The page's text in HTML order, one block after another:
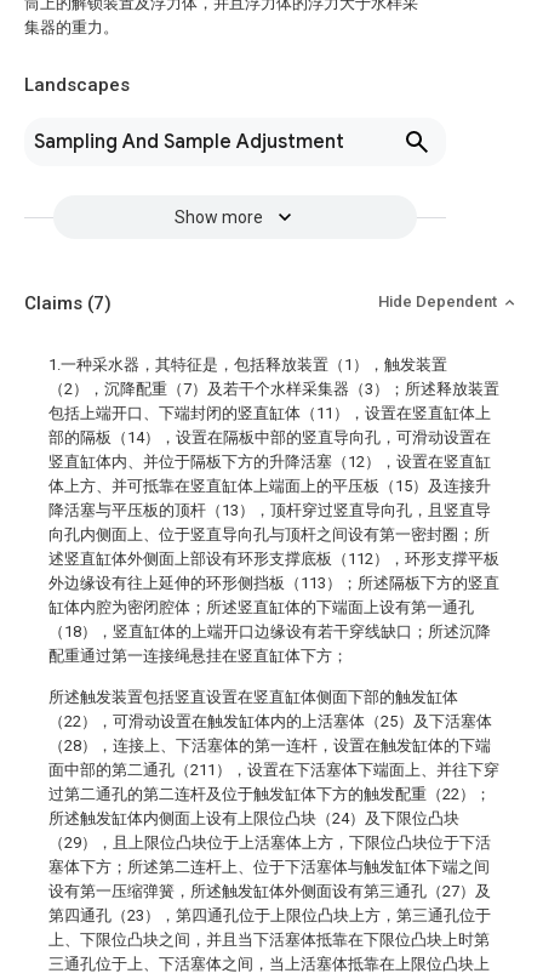
集器的重力。
Landscapes
Sampling And Sample Adjustment
Show more
Claims (7) Hide Dependent
1.一种采水器，其特征是，包括释放装置（1），触发装置
（2），沉降配重（7）及若干个水样采集器（3）；所述释放装置
包括上端开口、下端封闭的竖直缸体（11），设置在竖直缸体上
部的隔板（14），设置在隔板中部的竖直导向孔，可滑动设置在
竖直缸体内、并位于隔板下方的升降活塞（12），设置在竖直缸
体上方、并可抵靠在竖直缸体上端面上的平压板（15）及连接升
降活塞与平压板的顶杆（13），顶杆穿过竖直导向孔，且竖直导
向孔内侧面上、位于竖直导向孔与顶杆之间设有第一密封圈；所
述竖直缸体外侧面上部设有环形支撑底板（112），环形支撑平板
外边缘设有往上延伸的环形侧挡板（113）；所述隔板下方的竖直
缸体内腔为密闭腔体；所述竖直缸体的下端面上设有第一通孔
（18），竖直缸体的上端开口边缘设有若干穿线缺口；所述沉降
配重通过第一连接绳悬挂在竖直缸体下方；
所述触发装置包括竖直设置在竖直缸体侧面下部的触发缸体
（22），可滑动设置在触发缸体内的上活塞体（25）及下活塞体
（28），连接上、下活塞体的第一连杆，设置在触发缸体的下端
面中部的第二通孔（211），设置在下活塞体下端面上、并往下穿
过第二通孔的第二连杆及位于触发缸体下方的触发配重（22）；
所述触发缸体内侧面上设有上限位凸块（24）及下限位凸块
（29），且上限位凸块位于上活塞体上方，下限位凸块位于下活
塞体下方；所述第二连杆上、位于下活塞体与触发缸体下端之间
设有第一压缩弹簧，所述触发缸体外侧面设有第三通孔（27）及
第四通孔（23），第四通孔位于上限位凸块上方，第三通孔位于
上、下限位凸块之间，并且当下活塞体抵靠在下限位凸块上时第
三通孔位于上、下活塞体之间，当上活塞体抵靠在上限位凸块上